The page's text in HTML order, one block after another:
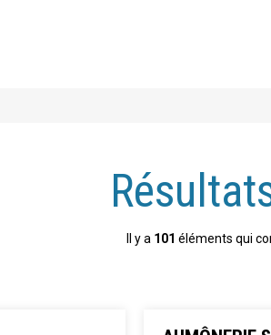
Il y a 101 éléments qui